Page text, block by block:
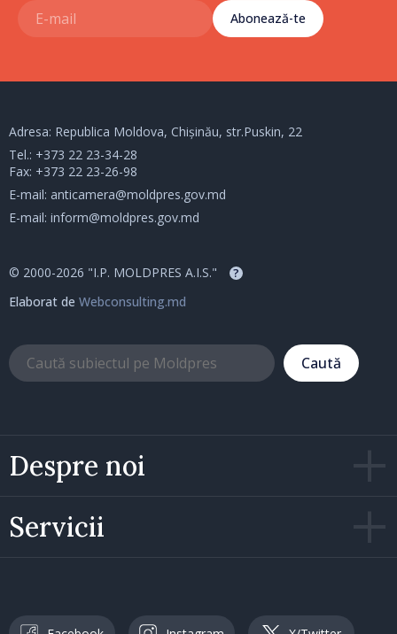
Abonează-te
Despre noi
Servicii
Adresa: Republica Moldova, Chișinău, str.Puskin, 22
Tel.: +373 22 23-34-28
Fax: +373 22 23-26-98
E-mail: anticamera@moldpres.gov.md
E-mail: inform@moldpres.gov.md
© 2000-2026 "I.P. MOLDPRES A.I.S." ?
Elaborat de Webconsulting.md
Caută